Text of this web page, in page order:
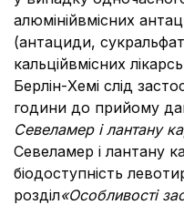
алюмінійвмісних
(антациди,
кальційвмісних
Берлін-Хемі слід
години до прийому
Севеламер і лантану
Севеламер і лантану
біодоступність
розділ«Особливості